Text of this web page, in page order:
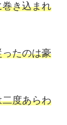
き込まれ
たのは豪
度あらわ